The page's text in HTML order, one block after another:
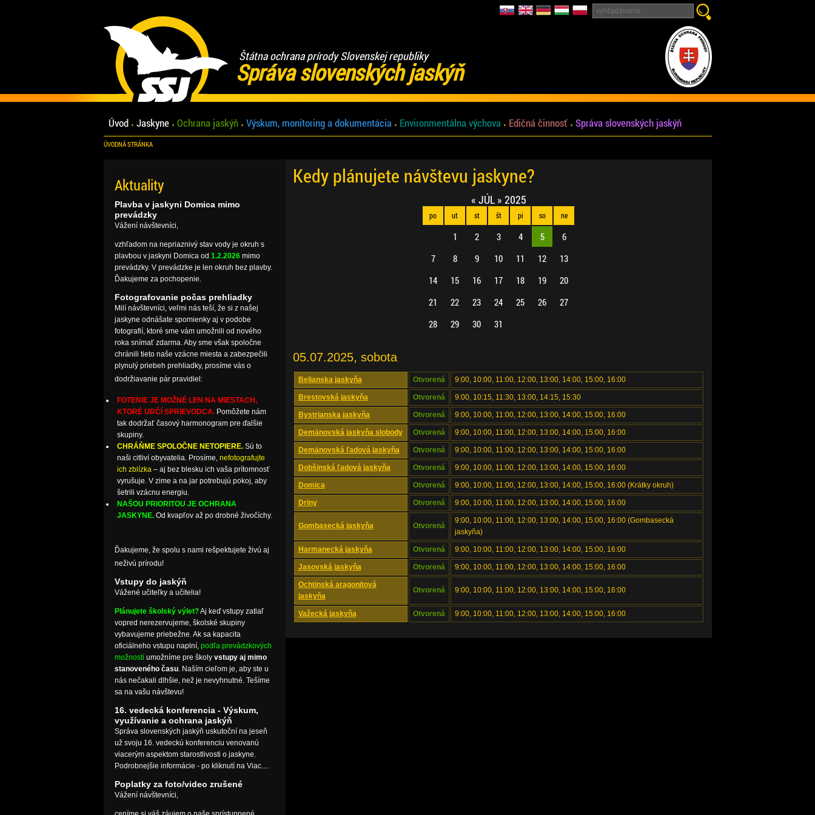
Štátna ochrana prírody Slovenskej republiky
Správa slovenských jaskýň
Úvod Jaskyne Ochrana jaskýň Výskum, monitoring a dokumentácia Environmentálna výchova Edičná činnosť Správa slovenských jaskýň
ÚVODNÁ STRÁNKA
Kedy plánujete návštevu jaskyne?
« JÚL » 2025
po ut st št pi so ne
1 2 3 4 5
6
7
8 9 10 11 12
13
14
15 16 17 18 19
20
21
22 23 24 25 26
27
28
29 30 31
05.07.2025, sobota
Belianska jaskyňa Otvorená 9:00, 10:00, 11:00, 12:00, 13:00, 14:00, 15:00, 16:00
Brestovská jaskyňa Otvorená 9:00, 10:15, 11:30, 13:00, 14:15, 15:30
Bystrianska jaskyňa Otvorená 9:00, 10:00, 11:00, 12:00, 13:00, 14:00, 15:00, 16:00
Demänovská jaskyňa slobody Otvorená 9:00, 10:00, 11:00, 12:00, 13:00, 14:00, 15:00, 16:00
Demänovská ľadová jaskyňa Otvorená 9:00, 10:00, 11:00, 12:00, 13:00, 14:00, 15:00, 16:00
Dobšinská ľadová jaskyňa Otvorená 9:00, 10:00, 11:00, 12:00, 13:00, 14:00, 15:00, 16:00
Domica Otvorená 9:00, 10:00, 11:00, 12:00, 13:00, 14:00, 15:00, 16:00 (Krátky okruh)
Driny Otvorená 9:00, 10:00, 11:00, 12:00, 13:00, 14:00, 15:00, 16:00
Gombasecká jaskyňa Otvorená
9:00, 10:00, 11:00, 12:00, 13:00, 14:00, 15:00, 16:00 (Gombasecká
jaskyňa)
Harmanecká jaskyňa Otvorená 9:00, 10:00, 11:00, 12:00, 13:00, 14:00, 15:00, 16:00
Jasovská jaskyňa Otvorená 9:00, 10:00, 11:00, 12:00, 13:00, 14:00, 15:00, 16:00
Ochtinská aragonitová
jaskyňa
Otvorená 9:00, 10:00, 11:00, 12:00, 13:00, 14:00, 15:00, 16:00
Važecká jaskyňa Otvorená 9:00, 10:00, 11:00, 12:00, 13:00, 14:00, 15:00, 16:00
Aktuality
Plavba v jaskyni Domica mimo
prevádzky
Vážení návštevníci,
vzhľadom na nepriaznivý stav vody je okruh s
plavbou v jaskyni Domica od 1.2.2026mimo
prevádzky. V prevádzke je len okruh bez plavby.
Ďakujeme za pochopenie.
Fotografovanie počas prehliadky
Milí návštevníci, veľmi nás teší, že si z našej
jaskyne odnášate spomienky aj v podobe
fotografií, ktoré sme vám umožnili od nového
roka snímať zdarma. Aby sme však spoločne
chránili tieto naše vzácne miesta a zabezpečili
plynulý priebeh prehliadky, prosíme vás o
dodržiavanie pár pravidiel:
FOTENIE JE MOŽNÉ LEN NA MIESTACH,
KTORÉ URČÍ SPRIEVODCA.Pomôžete nám
tak dodržať časový harmonogram pre ďalšie
skupiny.
CHRÁŇME SPOLOČNE NETOPIERE.Sú to
naši citliví obyvatelia. Prosíme, nefotografujte
ich zblízka– aj bez blesku ich vaša prítomnosť
vyrušuje. V zime a na jar potrebujú pokoj, aby
šetrili vzácnu energiu.
NAŠOU PRIORITOU JE OCHRANA
JASKYNE. Od kvapľov až po drobné živočíchy.
Ďakujeme, že spolu s nami rešpektujete živú aj
neživú prírodu!
Vstupy do jaskýň
Vážené učiteľky a učitelia!
Plánujete školský výlet?Aj keď vstupy zatiaľ
vopred nerezervujeme, školské skupiny
vybavujeme priebežne. Ak sa kapacita
oficiálneho vstupu naplní, podľa prevádzkových
možnostíumožníme pre školy vstupy aj mimo
stanoveného času. Naším cieľom je, aby ste u
nás nečakali dlhšie, než je nevyhnutné. Tešíme
sa na vašu návštevu!
16. vedecká konferencia - Výskum,
využívanie a ochrana jaskýň
Správa slovenských jaskýň uskutoční na jeseň
už svoju 16. vedeckú konferenciu venovanú
viacerým aspektom starostlivosti o jaskyne.
Podrobnejšie informácie - po kliknutí na Viac....
Poplatky za foto/video zrušené
Vážení návštevníci,